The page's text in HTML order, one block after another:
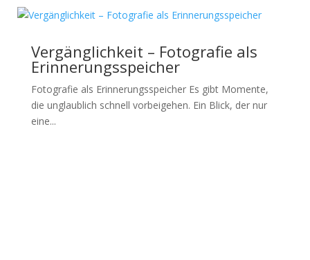
Vergänglichkeit – Fotografie als
Erinnerungsspeicher
Fotografie als Erinnerungsspeicher Es gibt Momente,
die unglaublich schnell vorbeigehen. Ein Blick, der nur
eine...